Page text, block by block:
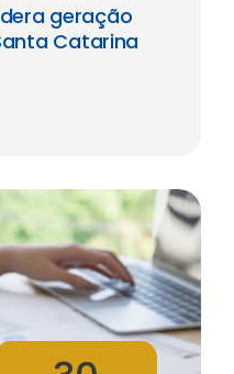
geração
Catarina